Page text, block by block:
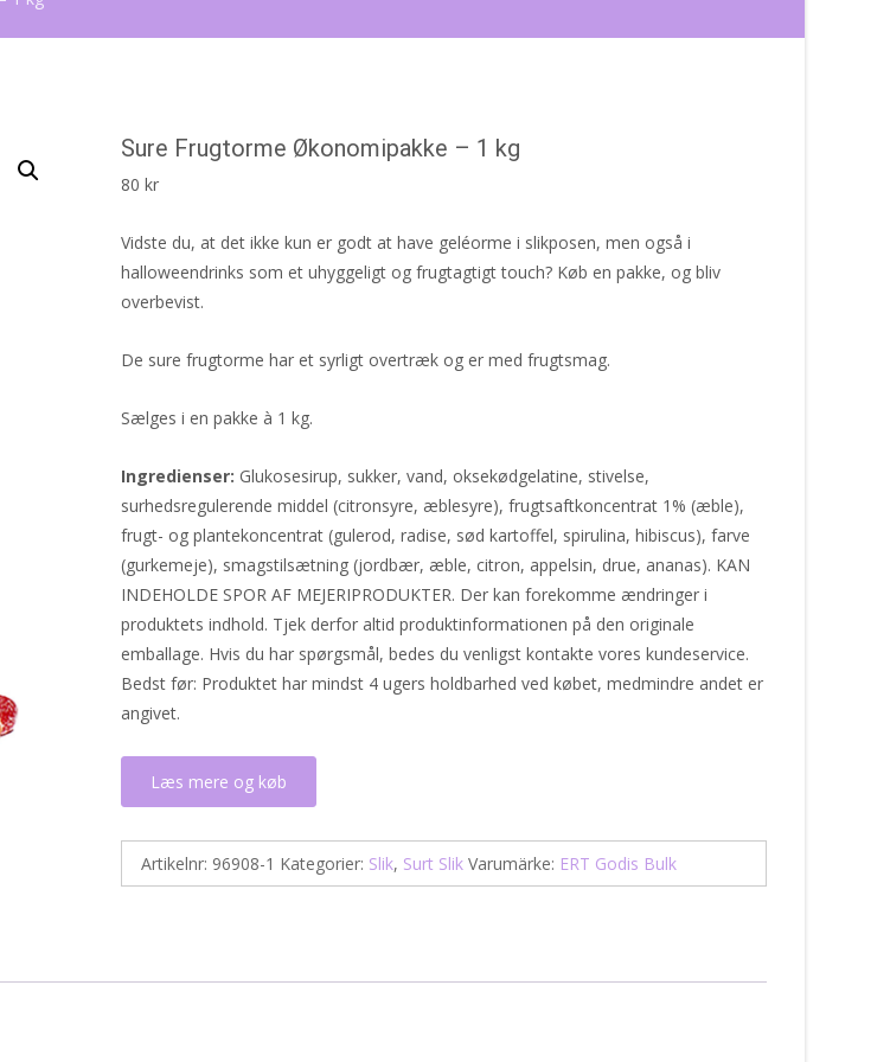
Sure Frugtorme Økonomipakke – 1 kg
80 kr
Vidste du, at det ikke kun er godt at have geléorme i slikposen, men også i
halloweendrinks som et uhyggeligt og frugtagtigt touch? Køb en pakke, og bliv
overbevist.
De sure frugtorme har et syrligt overtræk og er med frugtsmag.
Sælges i en pakke à 1 kg.
Ingredienser: Glukosesirup, sukker, vand, oksekødgelatine, stivelse,
surhedsregulerende middel (citronsyre, æblesyre), frugtsaftkoncentrat 1% (æble),
frugt- og plantekoncentrat (gulerod, radise, sød kartoffel, spirulina, hibiscus), farve
(gurkemeje), smagstilsætning (jordbær, æble, citron, appelsin, drue, ananas). KAN
INDEHOLDE SPOR AF MEJERIPRODUKTER. Der kan forekomme ændringer i
produktets indhold. Tjek derfor altid produktinformationen på den originale
emballage. Hvis du har spørgsmål, bedes du venligst kontakte vores kundeservice.
Bedst før: Produktet har mindst 4 ugers holdbarhed ved købet, medmindre andet er
angivet.
Læs mere og køb
Artikelnr: 96908-1 Kategorier: Slik, Surt Slik Varumärke: ERT Godis Bulk